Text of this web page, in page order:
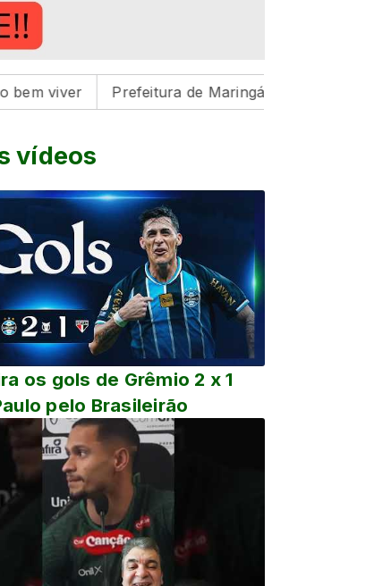
Prefeitura de Maringá realiza três feiras de
vídeos
os gols de Grêmio 2 x 1
pelo Brasileirão